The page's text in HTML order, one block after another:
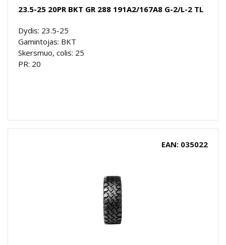
23.5-25 20PR BKT GR 288 191A2/167A8 G-2/L-2 TL
Dydis: 23.5-25
Gamintojas: BKT
Skersmuo, colis: 25
PR: 20
EAN: 035022